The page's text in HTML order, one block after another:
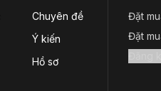
Chuyên đề
Ý kiến
Hồ sơ
Đặt
Đặt